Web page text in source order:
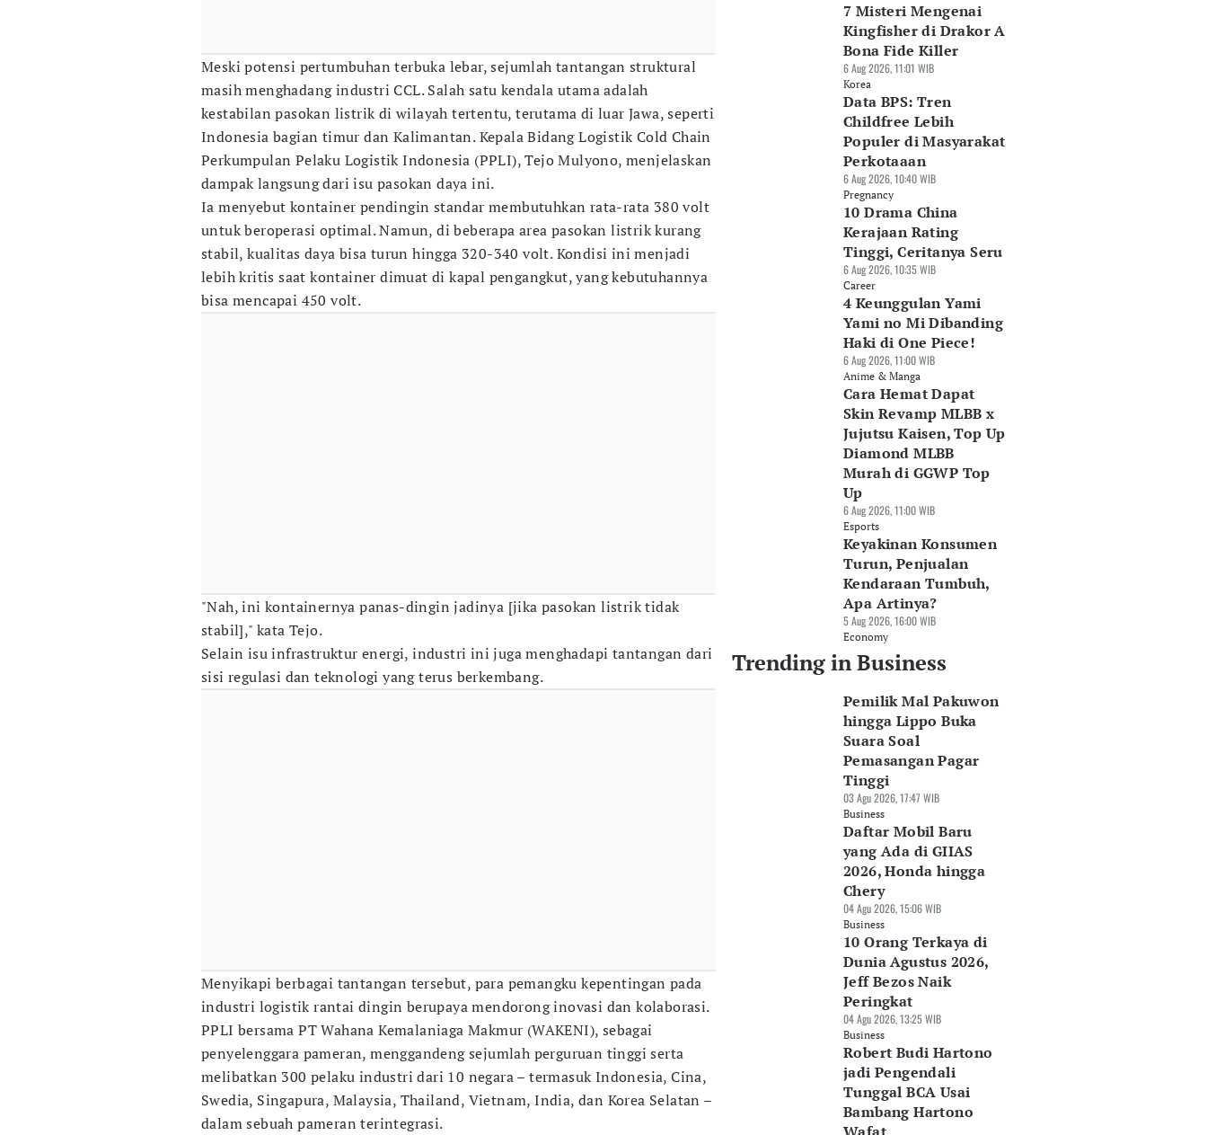
Meski potensi pertumbuhan terbuka lebar, sejumlah tantangan struktural
masih menghadang industri CCL. Salah satu kendala utama adalah
kestabilan pasokan listrik di wilayah tertentu, terutama di luar Jawa, seperti
Indonesia bagian timur dan Kalimantan. Kepala Bidang Logistik Cold Chain
Perkumpulan Pelaku Logistik Indonesia (PPLI), Tejo Mulyono, menjelaskan
dampak langsung dari isu pasokan daya ini.
Ia menyebut kontainer pendingin standar membutuhkan rata-rata 380 volt
untuk beroperasi optimal. Namun, di beberapa area pasokan listrik kurang
stabil, kualitas daya bisa turun hingga 320-340 volt. Kondisi ini menjadi
lebih kritis saat kontainer dimuat di kapal pengangkut, yang kebutuhannya
bisa mencapai 450 volt.
"Nah, ini kontainernya panas-dingin jadinya [jika pasokan listrik tidak
stabil]," kata Tejo.
Selain isu infrastruktur energi, industri ini juga menghadapi tantangan dari
sisi regulasi dan teknologi yang terus berkembang.
Menyikapi berbagai tantangan tersebut, para pemangku kepentingan pada
industri logistik rantai dingin berupaya mendorong inovasi dan kolaborasi.
PPLI bersama PT Wahana Kemalaniaga Makmur (WAKENI), sebagai
penyelenggara pameran, menggandeng sejumlah perguruan tinggi serta
melibatkan 300 pelaku industri dari 10 negara – termasuk Indonesia, Cina,
Swedia, Singapura, Malaysia, Thailand, Vietnam, India, dan Korea Selatan –
dalam sebuah pameran terintegrasi.
7 Misteri Mengenai
Kingfisher di Drakor A
Bona Fide Killer
6 Aug 2026, 11:01 WIB
Korea
Data BPS: Tren
Childfree Lebih
Populer di Masyarakat
Perkotaaan
6 Aug 2026, 10:40 WIB
Pregnancy
10 Drama China
Kerajaan Rating
Tinggi, Ceritanya Seru
6 Aug 2026, 10:35 WIB
Career
4 Keunggulan Yami
Yami no Mi Dibanding
Haki di One Piece!
6 Aug 2026, 11:00 WIB
Anime & Manga
Cara Hemat Dapat
Skin Revamp MLBB x
Jujutsu Kaisen, Top Up
Diamond MLBB
Murah di GGWP Top
Up
6 Aug 2026, 11:00 WIB
Esports
Keyakinan Konsumen
Turun, Penjualan
Kendaraan Tumbuh,
Apa Artinya?
5 Aug 2026, 16:00 WIB
Economy
Trending in Business
Pemilik Mal Pakuwon
hingga Lippo Buka
Suara Soal
Pemasangan Pagar
Tinggi
03 Agu 2026, 17:47 WIB
Business
Daftar Mobil Baru
yang Ada di GIIAS
2026, Honda hingga
Chery
04 Agu 2026, 15:06 WIB
Business
10 Orang Terkaya di
Dunia Agustus 2026,
Jeff Bezos Naik
Peringkat
04 Agu 2026, 13:25 WIB
Business
Robert Budi Hartono
jadi Pengendali
Tunggal BCA Usai
Bambang Hartono